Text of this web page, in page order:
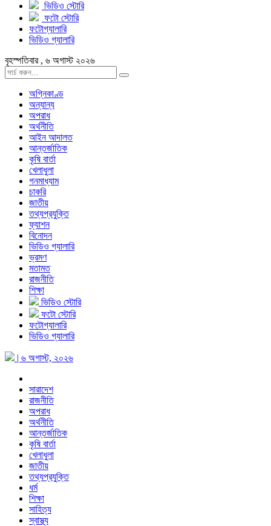
ভিডিও স্টোরি
ফটো স্টোরি
ফটোগ্যালারি
ভিডিও গ্যালারি
বৃহস্পতিবার , ৬ অগাস্ট ২০২৬
অগ্নিকাণ্ড
অন্যান্য
অপরাধ
অর্থনীতি
আইন আদালত
আন্তর্জাতিক
কৃষি বার্তা
খেলাধুলা
গনমাধ্যাম
চাকরি
জাতীয়
তথ্যপ্রযুক্তি
ফ্যাশন
বিনোদন
ভিডিও গ্যালারি
ভ্রমণ
মতামত
রাজনীতি
শিক্ষা
ভিডিও স্টোরি
ফটো স্টোরি
ফটোগ্যালারি
ভিডিও গ্যালারি
| ৬ অগাস্ট, ২০২৬
সারাদেশ
রাজনীতি
অপরাধ
অর্থনীতি
আন্তর্জাতিক
কৃষি বার্তা
খেলাধুলা
জাতীয়
তথ্যপ্রযুক্তি
ধর্ম
শিক্ষা
সাহিত্য
স্বাস্থ্য